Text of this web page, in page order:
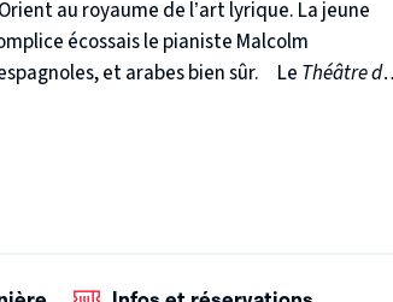
au royaume de l’art lyrique. La jeune
écossais le pianiste Malcolm
et arabes bien sûr.
Le Théâtre de
C’est auprès de
de musique du Caire, que Fatma a
écossaisMalcolm Martineau, lauréat